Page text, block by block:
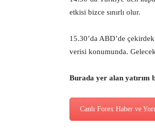
etkisi bizce sınırlı olur.
15.30’da ABD’de
verisi konumunda.
Burada yer alan yatırım
Canlı Forex Haber ve